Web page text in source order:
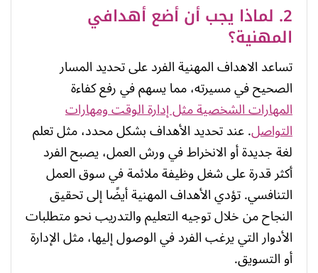
2. لماذا يجب أن أضع أهدافي
المهنية؟
تساعد الاهداف المهنية الفرد على تحديد المسار
الصحيح في مسيرته، مما يسهم في رفع كفاءة
المهارات الشخصية مثل إدارة الوقت ومهارات
التواصل. عند تحديد الأهداف بشكل محدد، مثل تعلم
لغة جديدة أو الانخراط في ورش العمل، يصبح الفرد
أكثر قدرة على شغل وظيفة ملائمة في سوق العمل
التنافسي. تؤدي الأهداف المهنية أيضًا إلى تحقيق
النجاح من خلال توجيه التعليم والتدريب نحو متطلبات
الأدوار التي يرغب الفرد في الوصول إليها، مثل الإدارة
أو التسويق.